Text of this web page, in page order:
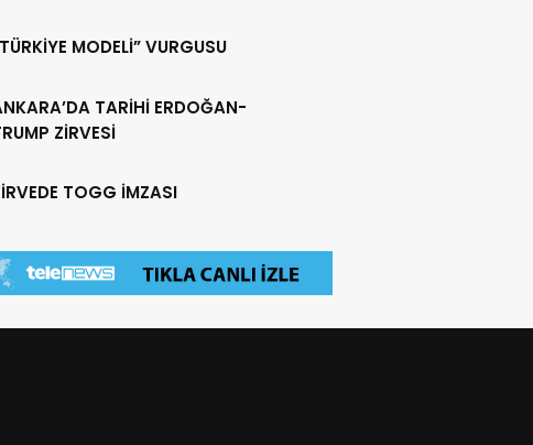
MODELİ” VURGUSU
TARİHİ ERDOĞAN-
ZİRVESİ
TOGG İMZASI